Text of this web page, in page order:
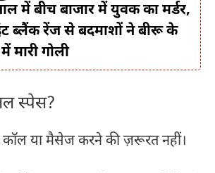
में बीच बाजार में युवक का मर्डर,
ब्लैंक रेंज से बदमाशों ने बीरू के
मारी गोली
स्पेस?
या मैसेज करने की ज़रूरत नहीं।